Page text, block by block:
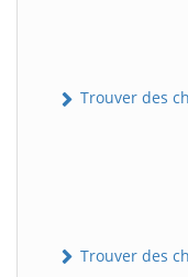
Trouver des
Trouver des